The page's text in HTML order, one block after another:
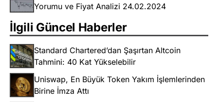
Yorumu ve Fiyat Analizi 24.02.2024
İlgili Güncel Haberler
Standard Chartered’dan Şaşırtan Altcoin
Tahmini: 40 Kat Yükselebilir
Uniswap, En Büyük Token Yakım İşlemlerinden
Birine İmza Attı